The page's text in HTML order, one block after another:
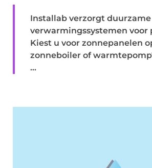
Installab verzorgt duurzame
verwarmingssystemen voor
Kiest u voor zonnepanelen
zonneboiler of
...